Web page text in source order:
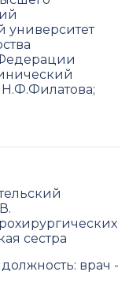
университет
Н.Ф.Филатова;
сестра
врач -